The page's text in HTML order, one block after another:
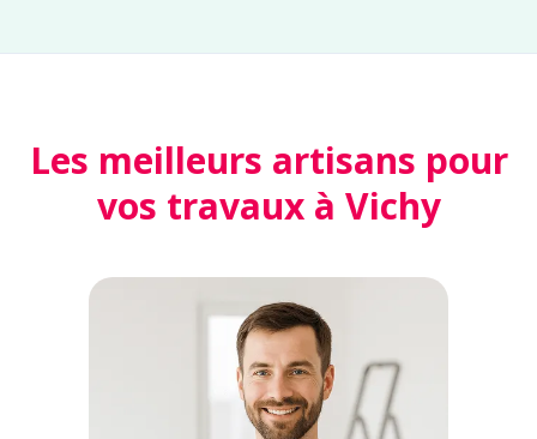
Les meilleurs artisans pour
vos travaux à Vichy